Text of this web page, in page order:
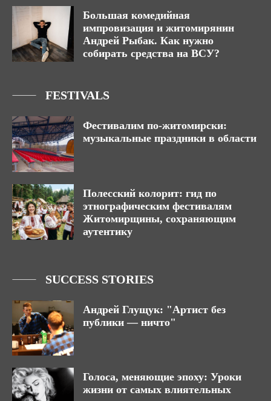
Большая комедийная
импровизация и житомирянин
Андрей Рыбак. Как нужно
собирать средства на ВСУ?
FESTIVALS
Фестивалим по-житомирски:
музыкальные праздники в области
Полесский колорит: гид по
этнографическим фестивалям
Житомирщины, сохраняющим
аутентику
SUCCESS STORIES
Андрей Глущук: "Артист без
публики — ничто"
Голоса, меняющие эпоху: Уроки
жизни от самых влиятельных